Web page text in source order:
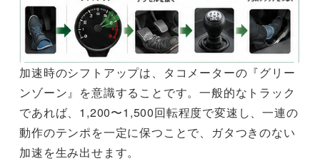
加速時のシフトアップは、タコメーターの『グリー
ンゾーン』を意識することです。一般的なトラック
であれば、1,200〜1,500回転程度で変速し、一連の
動作のテンポを一定に保つことで、ガタつきのない
加速を生み出せます。